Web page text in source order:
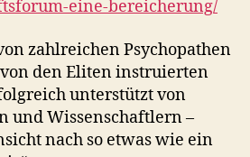
eine-bereicherung/
zahlreichen Psychopathen
den Eliten instruierten
unterstützt von
und Wissenschaftlern –
nach so etwas wie ein